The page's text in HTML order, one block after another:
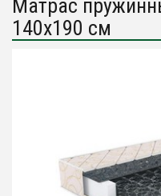
Матрас
140х190 см